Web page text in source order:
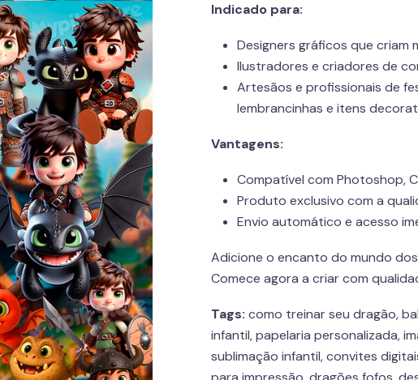
Indicado para:
Designers gráficos que criam
Ilustradores e criadores de
Artesãos e profissionais de
lembrancinhas e itens
Vantagens:
Compatível com Photoshop,
Produto exclusivo com a
Envio automático e acesso
Adicione o encanto do mundo
Comece agora a criar com
Tags: como treinar seu dragão,
infantil, papelaria personalizada,
sublimação infantil, convites